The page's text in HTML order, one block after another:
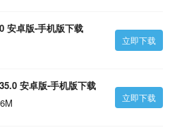
安卓版-手机版下载
立即下载
安卓版-手机版下载
立即下载